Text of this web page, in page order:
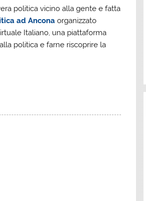
politica vicino alla gente e fatta
ad Ancona organizzato
Italiano, una piattaforma
politica e farne riscoprire la